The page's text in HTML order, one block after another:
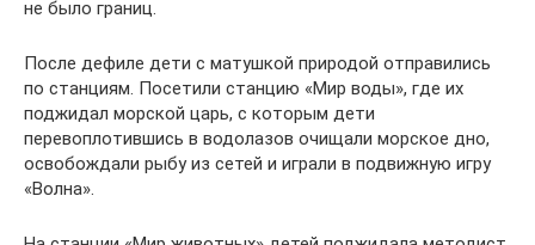
не было границ.
После дефиле дети с матушкой природой отправились
по станциям. Посетили станцию «Мир воды», где их
поджидал морской царь, с которым дети
перевоплотившись в водолазов очищали морское дно,
освобождали рыбу из сетей и играли в подвижную игру
«Волна».